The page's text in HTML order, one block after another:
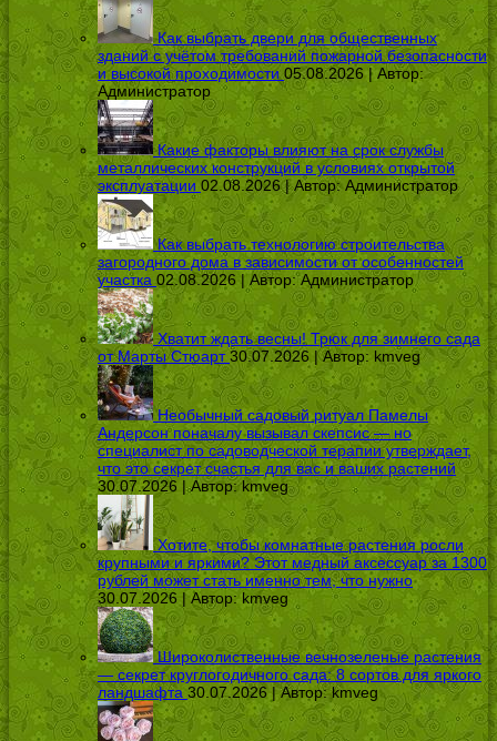
Как выбрать двери для общественных
зданий с учётом требований пожарной безопасности
и высокой проходимости 05.08.2026 | Автор:
Администратор
Какие факторы влияют на срок службы
металлических конструкций в условиях открытой
эксплуатации 02.08.2026 | Автор:Администратор
Как выбрать технологию строительства
загородного дома в зависимости от особенностей
участка 02.08.2026 | Автор:Администратор
Хватит ждать весны! Трюк для зимнего сада
от Марты Стюарт 30.07.2026 | Автор: kmveg
Необычный садовый ритуал Памелы
Андерсон поначалу вызывал скепсис — но
специалист по садоводческой терапии утверждает,
что это секрет счастья для вас и ваших растений
30.07.2026 | Автор:kmveg
Хотите, чтобы комнатные растения росли
крупными и яркими? Этот медный аксессуар за 1300
рублей может стать именно тем, что нужно
30.07.2026 | Автор:kmveg
Широколиственные вечнозеленые растения
— секрет круглогодичного сада: 8 сортов для яркого
ландшафта 30.07.2026 | Автор:kmveg